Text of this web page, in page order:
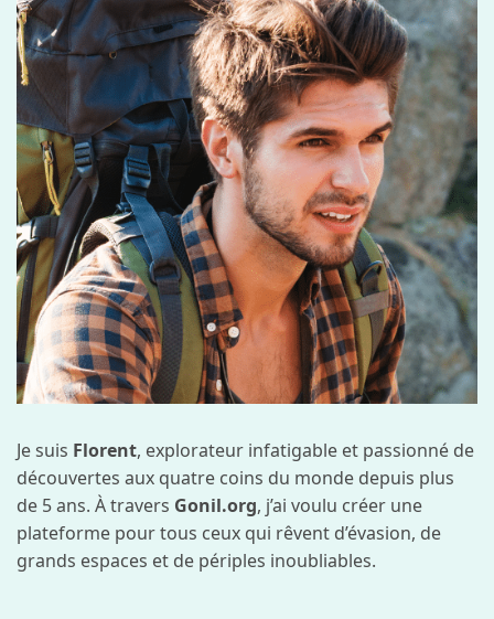
Je suis Florent, explorateur infatigable et passionné de
découvertes aux quatre coins du monde depuis plus
de 5 ans. À travers Gonil.org, j’ai voulu créer une
plateforme pour tous ceux qui rêvent d’évasion, de
grands espaces et de périples inoubliables.